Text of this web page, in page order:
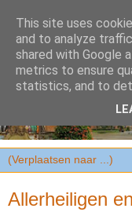
Allerheiligen
This site uses
and to analyze
shared with Google
metrics to ensure
statistics, and to